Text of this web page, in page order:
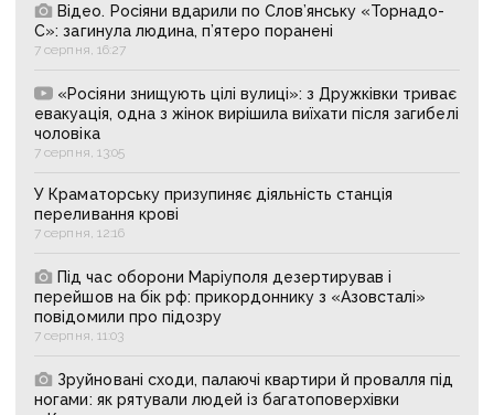
Відео. Росіяни вдарили по Слов’янську «Торнадо-
С»: загинула людина, п’ятеро поранені
7 серпня, 16:27
«Росіяни знищують цілі вулиці»: з Дружківки триває
евакуація, одна з жінок вирішила виїхати після загибелі
чоловіка
7 серпня, 13:05
У Краматорську призупиняє діяльність станція
переливання крові
7 серпня, 12:16
Під час оборони Маріуполя дезертирував і
перейшов на бік рф: прикордоннику з «Азовсталі»
повідомили про підозру
7 серпня, 11:03
Зруйновані сходи, палаючі квартири й провалля під
ногами: як рятували людей із багатоповерхівки